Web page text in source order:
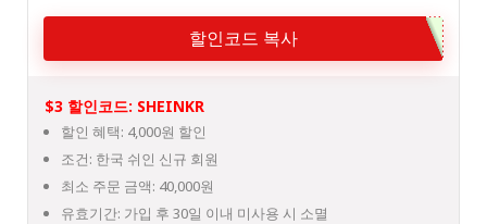
할인코드 복사
$3 할인코드: SHEINKR
할인 혜택: 4,000원 할인
조건: 한국 쉬인 신규 회원
최소 주문 금액: 40,000원
유효기간: 가입 후 30일 이내 미사용 시 소멸